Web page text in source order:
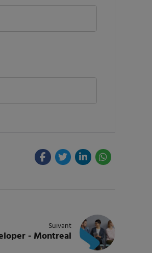
Suivant
- Montreal